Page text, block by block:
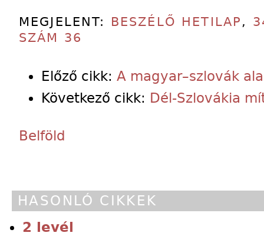
MEGJELENT: BESZÉLŐ HETILAP ,
SZÁM 36
Előző cikk: A magyar–szlovák
Következő cikk: Dél-Szlovákia
Belföld
HASONLÓ CIKKEK
2 levél